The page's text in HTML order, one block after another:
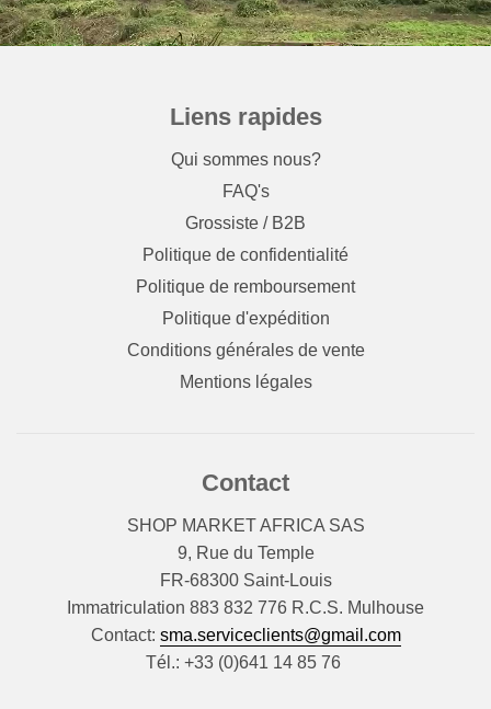
Liens rapides
Qui sommes nous?
FAQ's
Grossiste / B2B
Politique de confidentialité
Politique de remboursement
Politique d'expédition
Conditions générales de vente
Mentions légales
Contact
SHOP MARKET AFRICA SAS
9, Rue du Temple
FR-68300 Saint-Louis
Immatriculation 883 832 776 R.C.S. Mulhouse
Contact: sma.serviceclients@gmail.com
Tél.: +33 (0)641 14 85 76